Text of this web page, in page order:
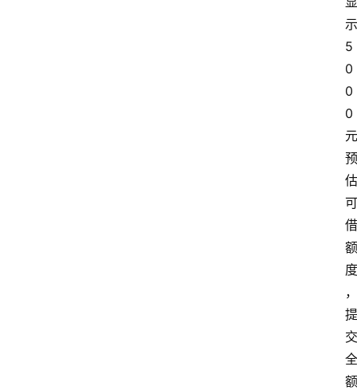
示
5
0
0
0
元
预
估
可
借
额
度
，
提
交
全
额